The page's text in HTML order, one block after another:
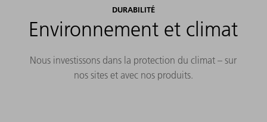
DURABILITÉ
Environnement et climat
Nous investissons dans la protection du climat – sur
nos sites et avec nos produits.